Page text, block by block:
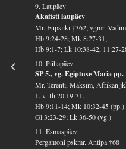
9. Laupäev
Akafisti laupäev
Mr. Eupsiiki †362; vgmr.
Hb 9:24-28; Mk 8:27-31;
Hb 9:1-7; Lk 10:38-42, 11:27-
10. Pühapäev
SP 5., vg. Egiptuse Maria pp.
Mr. Terenti, Maksim, Afrikan
1. v. Jh 20:19-31.
Hb 9:11-14; Mk 10:32-45 (pp.).
Gl 3:23-29; Lk 36-50 (vg.)
11. Esmaspäev
Pergamoni pskmr. Antipa †68